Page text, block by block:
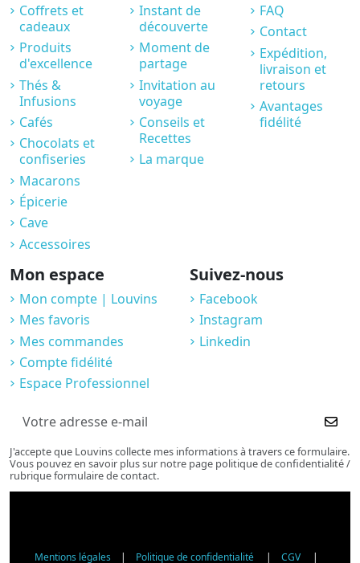
Coffrets et
cadeaux
Produits
d'excellence
Thés &
Infusions
Cafés
Chocolats et
confiseries
Macarons
Épicerie
Cave
Accessoires
Instant de
découverte
Moment de
partage
Invitation au
voyage
Conseils et
Recettes
La marque
FAQ
Contact
Expédition,
livraison et
retours
Avantages
fidélité
Mon espace
Mon compte | Louvins
Mes favoris
Mes commandes
Compte fidélité
Espace Professionnel
Suivez-nous
Facebook
Instagram
Linkedin
J'accepte que Louvins collecte mes informations à travers ce formulaire.
Vous pouvez en savoir plus sur notre page politique de confidentialité /
rubrique formulaire de contact.
Mentions légales | Politique de confidentialité | CGV |